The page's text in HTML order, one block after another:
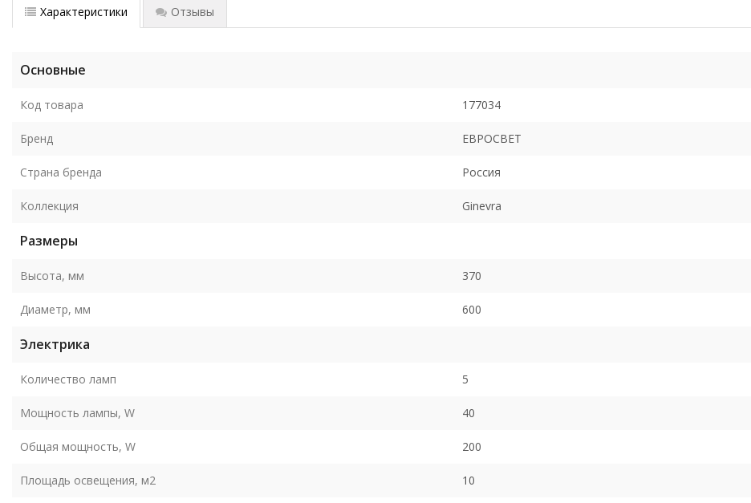
Характеристики Отзывы
Основные
Код товара 177034
Бренд ЕВРОСВЕТ
Страна бренда Россия
Коллекция Ginevra
Размеры
Высота, мм 370
Диаметр, мм 600
Электрика
Количество ламп 5
Мощность лампы, W 40
Общая мощность, W 200
Площадь освещения, м2 10